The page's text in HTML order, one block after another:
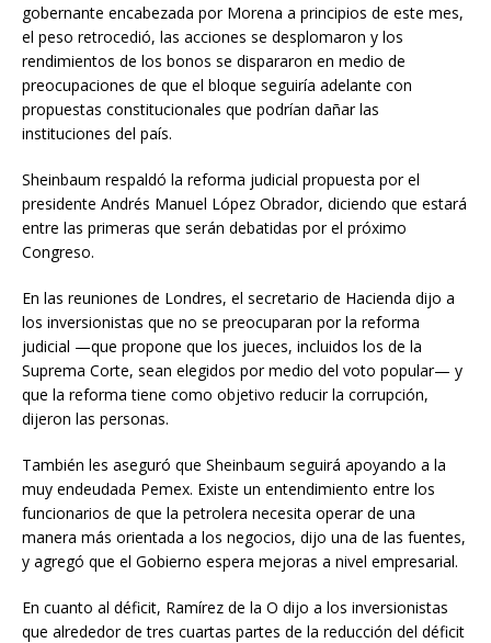
gobernante encabezada por Morena a principios de este mes,
el peso retrocedió, las acciones se desplomaron y los
rendimientos de los bonos se dispararon en medio de
preocupaciones de que el bloque seguiría adelante con
propuestas constitucionales que podrían dañar las
instituciones del país.
Sheinbaum respaldó la reforma judicial propuesta por el
presidente Andrés Manuel López Obrador, diciendo que estará
entre las primeras que serán debatidas por el próximo
Congreso.
En las reuniones de Londres, el secretario de Hacienda dijo a
los inversionistas que no se preocuparan por la reforma
judicial —que propone que los jueces, incluidos los de la
Suprema Corte, sean elegidos por medio del voto popular— y
que la reforma tiene como objetivo reducir la corrupción,
dijeron las personas.
También les aseguró que Sheinbaum seguirá apoyando a la
muy endeudada Pemex. Existe un entendimiento entre los
funcionarios de que la petrolera necesita operar de una
manera más orientada a los negocios, dijo una de las fuentes,
y agregó que el Gobierno espera mejoras a nivel empresarial.
En cuanto al déficit, Ramírez de la O dijo a los inversionistas
que alrededor de tres cuartas partes de la reducción del déficit